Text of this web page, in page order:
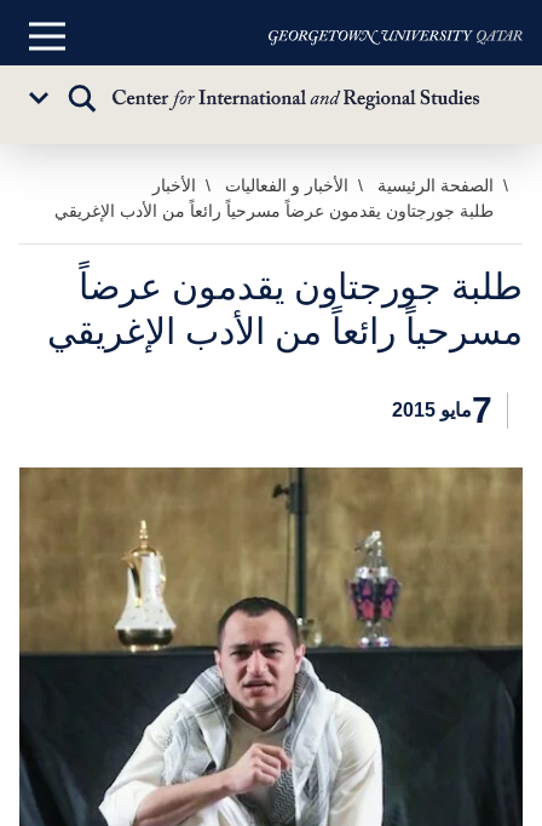
تخطي
المحتوى
الرئيسي
القائمة
تبديل
الصفحة الرئيسية الأخبار و الفعاليات
الأخبار
طلبة جورجتاون يقدمون عرضاً مسرحياً رائعاً من الأدب الإغريقي
طلبة جورجتاون يقدمون عرضاً
مسرحياً رائعاً من الأدب الإغريقي
7مايو 2015